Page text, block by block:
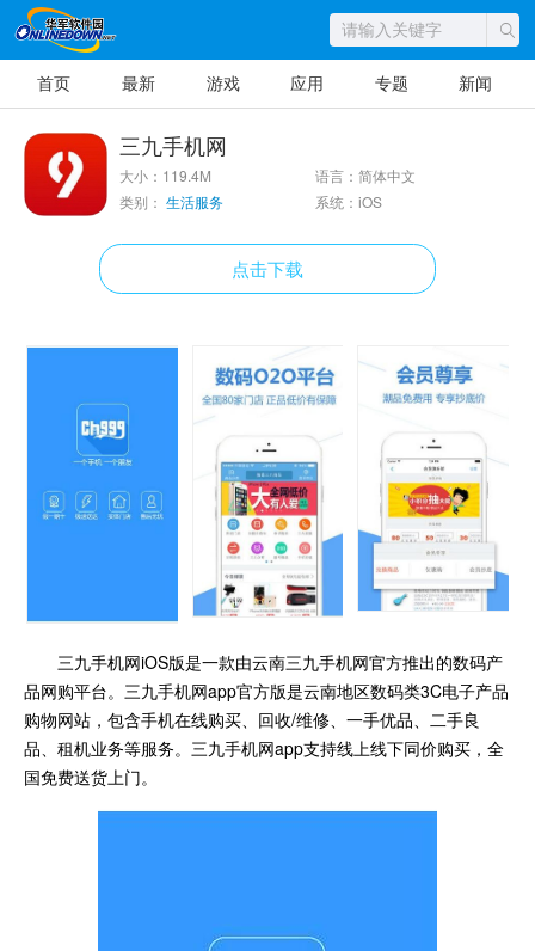
首页 最新 游戏 应用 专题 新闻
三九手机网
大小：119.4M
语言：简体中文
类别： 生活服务 系统：iOS
点击下载
三九手机网iOS版是一款由云南三九手机网官方推出的数码产
品网购平台。三九手机网app官方版是云南地区数码类3C电子产品
购物网站，包含手机在线购买、回收/维修、一手优品、二手良
品、租机业务等服务。三九手机网app支持线上线下同价购买，全
国免费送货上门。